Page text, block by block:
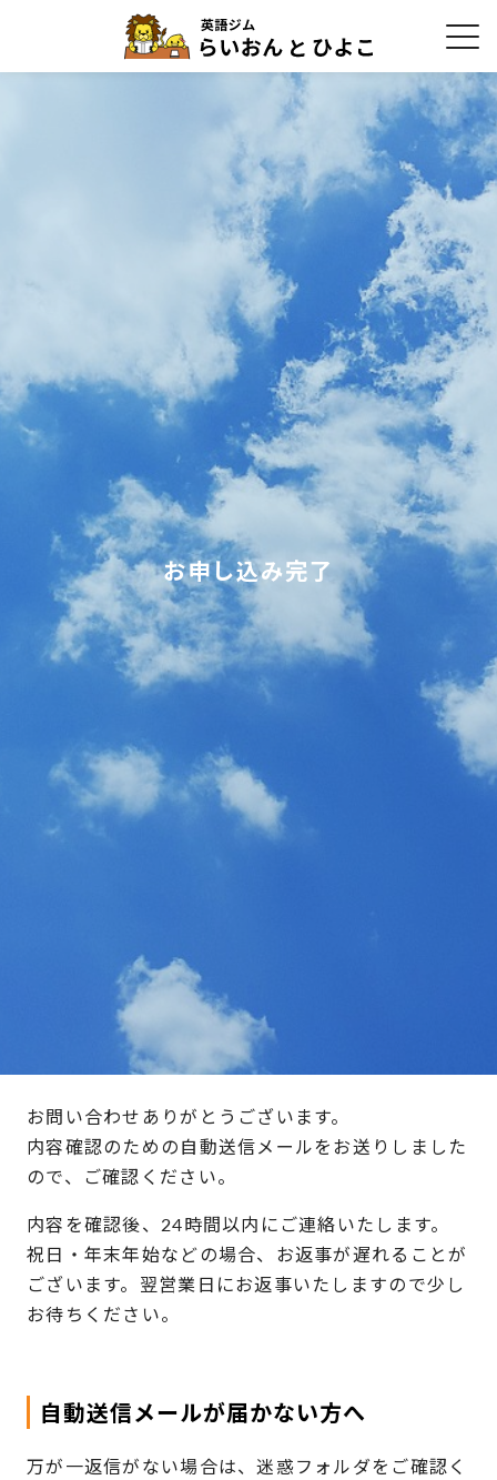
お申し込み完了
お問い合わせありがとうございます。
内容確認のための自動送信メールをお送りしました
ので、ご確認ください。
内容を確認後、24時間以内にご連絡いたします。
祝日・年末年始などの場合、お返事が遅れることが
ございます。翌営業日にお返事いたしますので少し
お待ちください。
自動送信メールが届かない方へ
万が一返信がない場合は、迷惑フォルダをご確認く